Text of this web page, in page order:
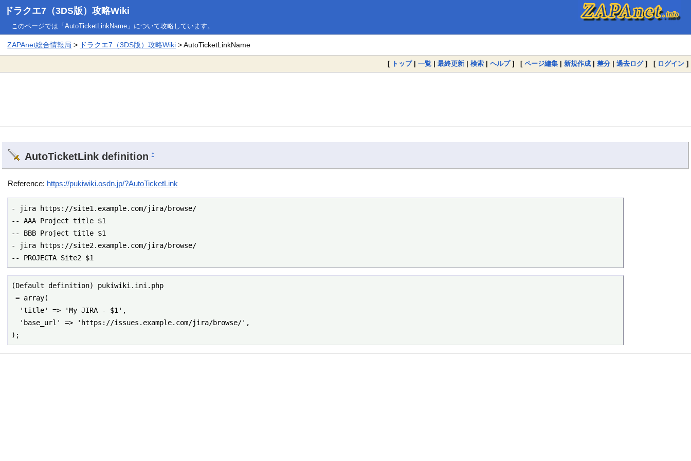
ドラクエ7（3DS版）攻略Wiki
このページでは「AutoTicketLinkName」について攻略しています。
ZAPAnet総合情報局 > ドラクエ7（3DS版）攻略Wiki > AutoTicketLinkName
[ トップ| 一覧 | 最終更新 | 検索 | ヘルプ] [ ページ編集 | 新規作成 | 差分 | 過去ログ] [ ログイン ]
AutoTicketLink definition †
Reference: https://pukiwiki.osdn.jp/?AutoTicketLink
- jira https://site1.example.com/jira/browse/
-- AAA Project title $1
-- BBB Project title $1
- jira https://site2.example.com/jira/browse/
-- PROJECTA Site2 $1
(Default definition) pukiwiki.ini.php
= array(
);